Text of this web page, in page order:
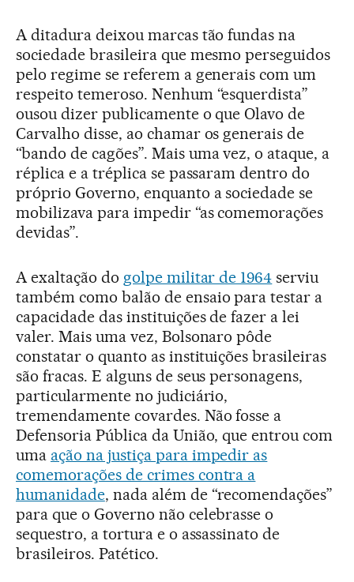
A ditadura deixou marcas tão fundas na
sociedade brasileira que mesmo perseguidos
pelo regime se referem a generais com um
respeito temeroso. Nenhum “esquerdista”
ousou dizer publicamente o que Olavo de
Carvalho disse, ao chamar os generais de
“bando de cagões”. Mais uma vez, o ataque, a
réplica e a tréplica se passaram dentro do
próprio Governo, enquanto a sociedade se
mobilizava para impedir “as comemorações
devidas”.
A exaltação do golpe militar de 1964 serviu
também como balão de ensaio para testar a
capacidade das instituições de fazer a lei
valer. Mais uma vez, Bolsonaro pôde
constatar o quanto as instituições brasileiras
são fracas. E alguns de seus personagens,
particularmente no judiciário,
tremendamente covardes. Não fosse a
Defensoria Pública da União, que entrou com
uma ação na justiça para impedir as
comemorações de crimes contra a
humanidade, nada além de “recomendações”
para que o Governo não celebrasse o
sequestro, a tortura e o assassinato de
brasileiros. Patético.